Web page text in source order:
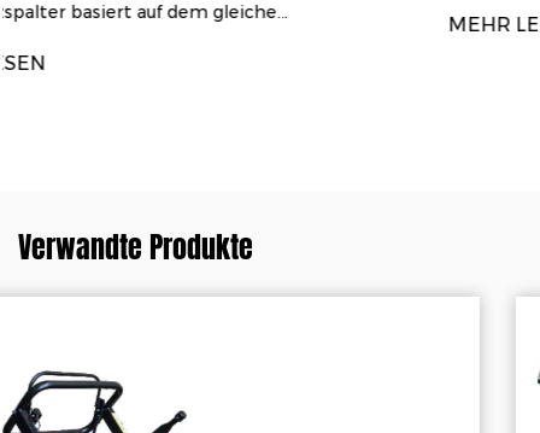
MEHR LESEN
Verwandte Produkte